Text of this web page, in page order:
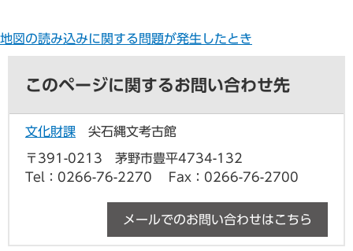
地図の読み込みに関する問題が発生したとき
このページに関するお問い合わせ先
文化財課 尖石縄文考古館
〒391-0213 茅野市豊平4734-132
Tel：0266-76-2270
Fax：0266-76-2700
メールでのお問い合わせはこちら